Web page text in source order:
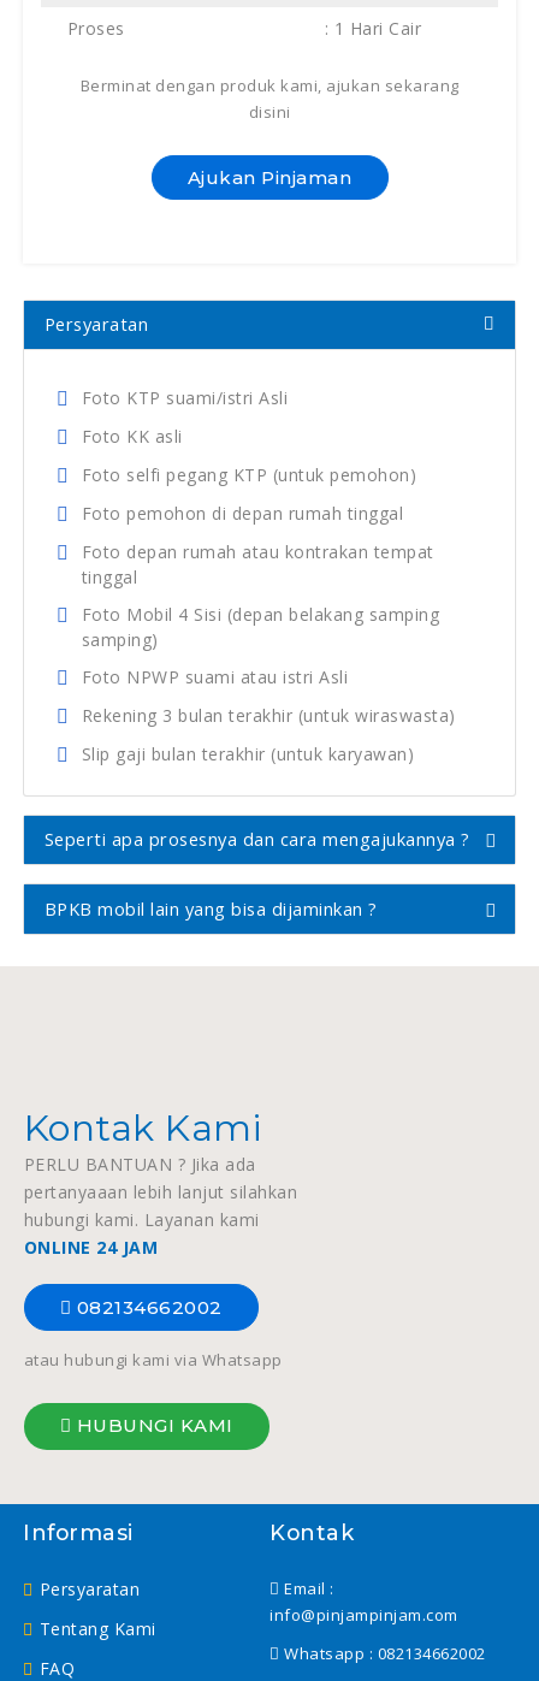
Proses
: 1 Hari Cair
Berminat dengan produk kami, ajukan sekarang
disini
Ajukan Pinjaman
Persyaratan
Foto KTP suami/istri Asli
Foto KK asli
Foto selfi pegang KTP (untuk pemohon)
Foto pemohon di depan rumah tinggal
Foto depan rumah atau kontrakan tempat
tinggal
Foto Mobil 4 Sisi (depan belakang samping
samping)
Foto NPWP suami atau istri Asli
Rekening 3 bulan terakhir (untuk wiraswasta)
Slip gaji bulan terakhir (untuk karyawan)
Seperti apa prosesnya dan cara mengajukannya ?
BPKB mobil lain yang bisa dijaminkan ?
Kontak Kami
PERLU BANTUAN ? Jika ada
pertanyaaan lebih lanjut silahkan
hubungi kami. Layanan kami
ONLINE 24 JAM
082134662002
atau hubungi kami via Whatsapp
HUBUNGI KAMI
Informasi
Persyaratan
Tentang Kami
FAQ
Kontak
Email :
info@pinjampinjam.com
Whatsapp : 082134662002